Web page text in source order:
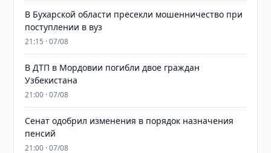
В Бухарской области пресекли мошенничество при
поступлении в вуз
21:15 · 07/08
В ДТП в Мордовии погибли двое граждан
Узбекистана
21:00 · 07/08
Сенат одобрил изменения в порядок назначения
пенсий
21:00 · 07/08